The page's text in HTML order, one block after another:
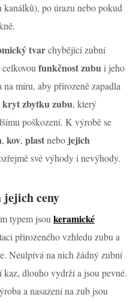
kanálků), po úrazu nebo pokud
tvarchybějící zubní
funkčnost zubu i jeho
míru, aby přirozeně zapadla
kryt zbytku zubu, který
poškození. K výrobě se
, kov, plastnebo jejich
své výhody i nevýhody.
jejich ceny
typem jsou keramické
přirozeného vzhledu zubu a
Neulpívá na nich žádný zubní
dlouho vydrží a jsou pevné.
a nasazení na zub jsou